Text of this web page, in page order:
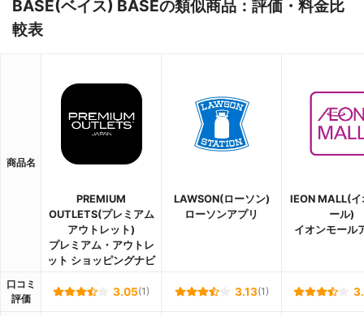
BASE(ベイス) BASEの類似商品：評価・料金比
較表
商品名
PREMIUM
OUTLETS(プレミアム
アウトレット)
プレミアム・アウトレ
ット ショッピングナビ
LAWSON(ローソン)
ローソンアプリ
IEON MALL(イ
ール)
イオンモール
口コミ
評価
3.05(1) 3.13(1)